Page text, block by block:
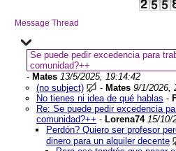
Message Thread
Se puede pedir excedencia para
comunidad?++
- Mates 13/5/2025, 19:14:42
(no subject)
- Mates 9/1/2026,
No tienes ni idea de qué hablas -
Re: Se puede pedir excedencia
comunidad?++ - Lorena74 15/10/
Perdón? Quiero ser profesor
dinero para un alquiler decente